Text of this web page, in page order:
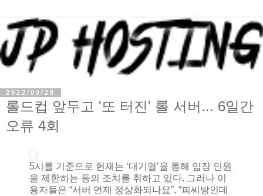
2022/09/28
롤드컵 앞두고 '또 터진' 롤 서버... 6일간
오류 4회
5시를 기준으로 현재는 ‘대기열’을 통해 입장 인원
을 제한하는 등의 조치를 취하고 있다. 그러나 이
용자들은 “서버 언제 정상화되나요”, “피씨방인데